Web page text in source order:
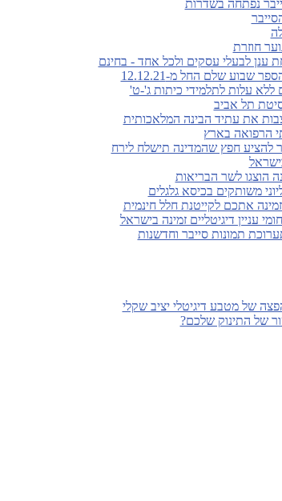
נפתחה בשדרות
חוזרת
ענן לבעלי עסקים ולכל אחד - בחינם
שבוע שלם החל מ-12.12.21
ללא עלות לתלמידי כיתות ג'-ט'
הרפואה בארץ
להציע חפץ שהמדינה תישלח לירח
הוצגו לשר הבריאות
משותקים בכיסא גלגלים
אתכם לקייטנת חלל חינמית
תמונות סייבר וחדשנות
של מטבע דיגיטלי יציב שקלי
של התינוק שלכם?